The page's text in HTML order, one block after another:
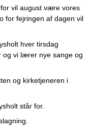
vil august være vores
for fejringen af dagen vil
hver tirsdag
og vi lærer nye sange og
og kirketjeneren i
står for.